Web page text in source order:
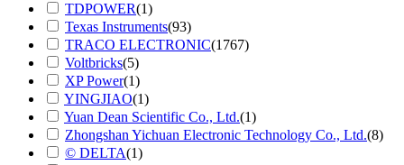
TDPOWER(1)
Texas Instruments(93)
TRACO ELECTRONIC(1767)
Voltbricks(5)
XP Power(1)
YINGJIAO(1)
Yuan Dean Scientific Co., Ltd.(1)
Zhongshan Yichuan Electronic Technology Co., Ltd.(8)
© DELTA(1)